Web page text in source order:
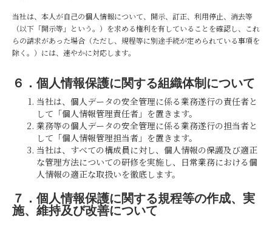
当社は、本人が自己の個人情報について、開示、訂正、利用停止、消去等
（以下「開示等」という。）を求める権利を有していることを確認し、これ
らの請求があった場合（ただし、規程等に別途手続が定められている事項を
除く。）には、速やかに対応します。
６．個人情報保護に関する組織体制について
当社は、個人データの安全管理に係る業務遂行の責任者と
して「個人情報管理責任者」を置きます。
業務等の個人データの安全管理に係る業務遂行の担当者と
して「個人情報管理担当者」を置きます。
当社は、すべての構成員に対し、個人情報の保護及び適正
な管理方法についての研修を実施し、日常業務における個
人情報の適正な取扱いを徹底します。
７．個人情報保護に関する規程等の作成、実
施、維持及び改善について